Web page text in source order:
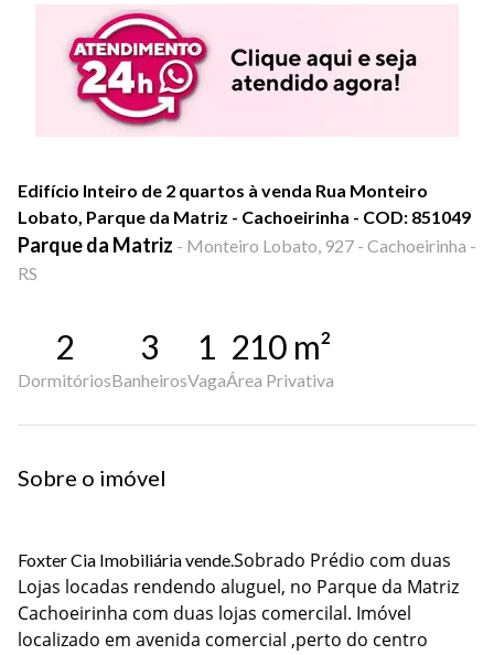
Edifício Inteiro de 2 quartos à venda Rua Monteiro
Lobato, Parque da Matriz - Cachoeirinha - COD: 851049
Parque da Matriz - Monteiro Lobato, 927 - Cachoeirinha -
RS
2
Dormitórios
3
Banheiros
1
Vaga
210 m²
Área Privativa
Sobre o imóvel
Foxter Cia Imobiliária vende.Sobrado Prédio com duas
Lojas locadas rendendo aluguel, no Parque da Matriz
Cachoeirinha com duas lojas comercilal. Imóvel
localizado em avenida comercial ,perto do centro